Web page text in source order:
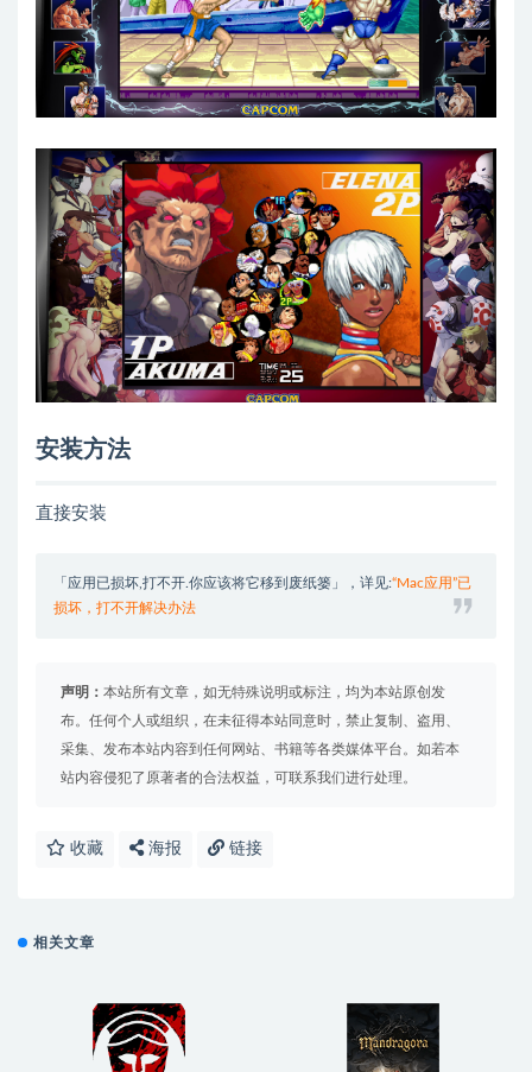
安装方法
直接安装
「应用已损坏,打不开.你应该将它移到废纸篓」，详见:“Mac应用”已
损坏，打不开解决办法
声明： 本站所有文章，如无特殊说明或标注，均为本站原创发
布。任何个人或组织，在未征得本站同意时，禁止复制、盗用、
采集、发布本站内容到任何网站、书籍等各类媒体平台。如若本
站内容侵犯了原著者的合法权益，可联系我们进行处理。
收藏 海报 链接
相关文章